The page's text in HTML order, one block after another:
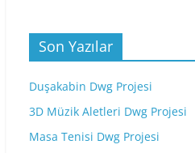
Son Yazılar
Duşakabin Dwg Projesi
3D Müzik Aletleri Dwg Projesi
Masa Tenisi Dwg Projesi